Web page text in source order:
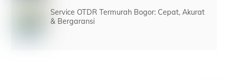
Service OTDR Termurah Bogor: Cepat, Akurat
& Bergaransi